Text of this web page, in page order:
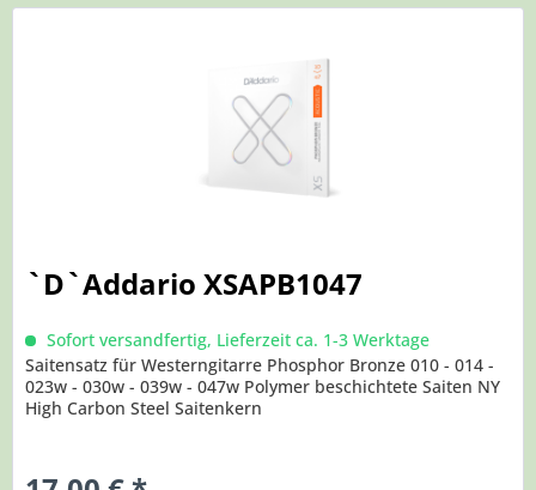
`D`Addario XSAPB1047
Sofort versandfertig, Lieferzeit ca. 1-3 Werktage
Saitensatz für Westerngitarre Phosphor Bronze 010 - 014 -
023w - 030w - 039w - 047w Polymer beschichtete Saiten NY
High Carbon Steel Saitenkern